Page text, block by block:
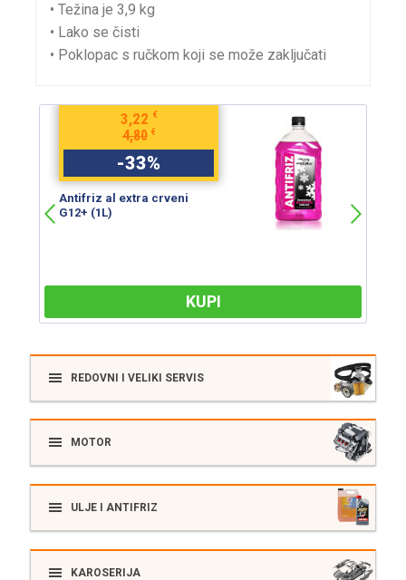
• Težina je 3,9 kg
• Lako se čisti
• Poklopac s ručkom koji se može zaključati
4,80 €
3,22 €
-33%
Antifriz al extra crveni
G12+ (1L)
KUPI
REDOVNI I VELIKI SERVIS
MOTOR
ULJE I ANTIFRIZ
KAROSERIJA